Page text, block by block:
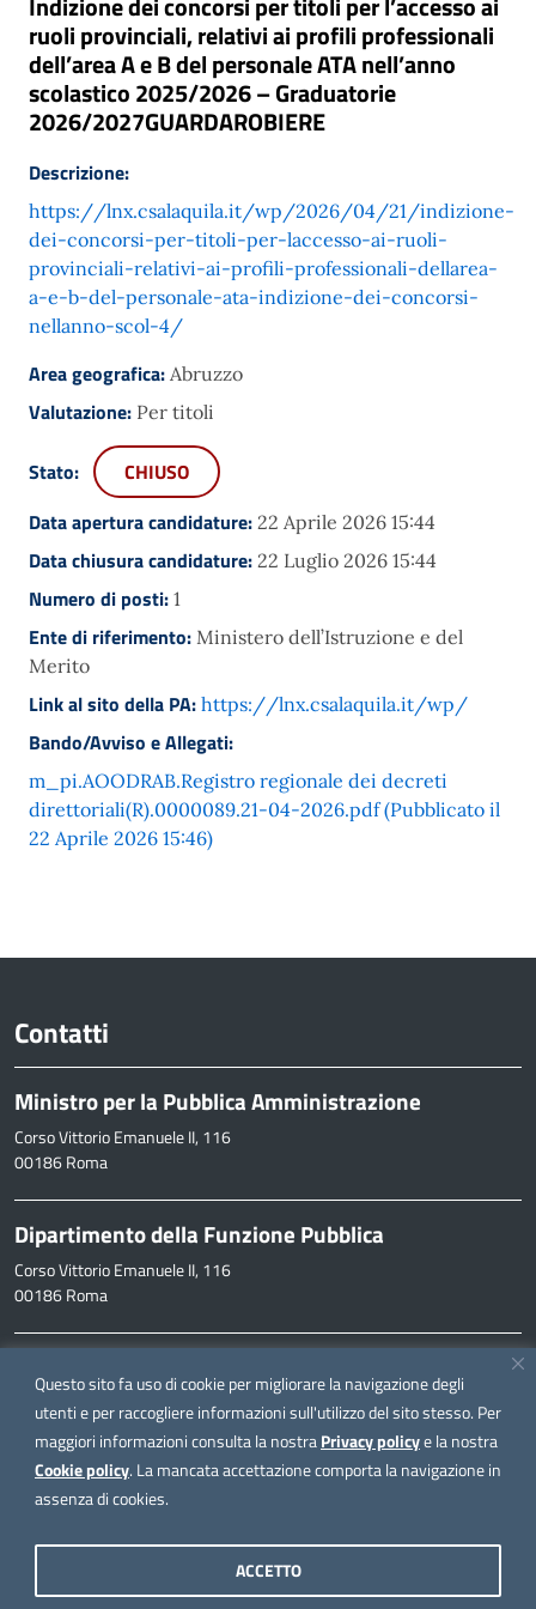
Questo sito fa uso di cookie per migliorare la navigazione degli
utenti e per raccogliere informazioni sull'utilizzo del sito stesso. Per
maggiori informazioni consulta la nostraPrivacy policye la nostra
Cookie policy. La mancata accettazione comporta la navigazione in
assenza di cookies.
ACCETTO
ruoli provinciali, relativi ai profili professionali
dell’area A e B del personale ATA nell’anno
scolastico 2025/2026 – Graduatorie
2026/2027GUARDAROBIERE
Descrizione:
https://lnx.csalaquila.it/wp/2026/04/21/indizione-
dei-concorsi-per-titoli-per-laccesso-ai-ruoli-
provinciali-relativi-ai-profili-professionali-dellarea-
a-e-b-del-personale-ata-indizione-dei-concorsi-
nellanno-scol-4/
Area geografica: Abruzzo
Valutazione: Per titoli
Stato:
CHIUSO
Data apertura candidature: 22 Aprile 2026 15:44
Data chiusura candidature: 22 Luglio 2026 15:44
Numero di posti: 1
Ente di riferimento: Ministero dell’Istruzione e del
Merito
Link al sito della PA: https://lnx.csalaquila.it/wp/
Bando/Avviso e Allegati:
m_pi.AOODRAB.Registro regionale dei decreti
direttoriali(R).0000089.21-04-2026.pdf (Pubblicato il
22 Aprile 2026 15:46)
Contatti
Ministro per la Pubblica Amministrazione
Corso Vittorio Emanuele II, 116
00186 Roma
Dipartimento della Funzione Pubblica
Corso Vittorio Emanuele II, 116
00186 Roma
inpa@funzionepubblica.it
FAQ
FAQ – Domande e risposte
Seguici su